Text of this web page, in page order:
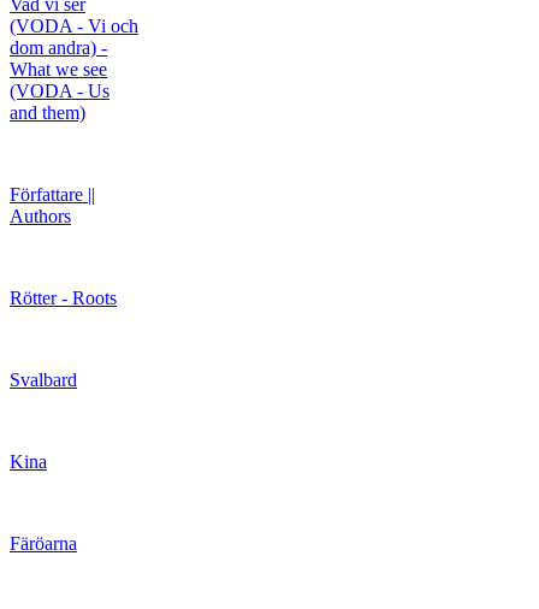
(VODA - Vi och
dom andra) -
What we see
(VODA - Us
and them)
Författare ||
Authors
Rötter - Roots
Svalbard
Kina
Färöarna